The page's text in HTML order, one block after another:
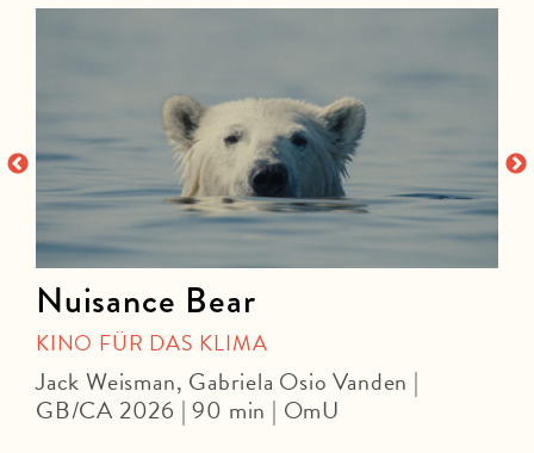
Nuisance Bear
KINO FÜR DAS KLIMA
Jack Weisman, Gabriela Osio Vanden |
GB/CA 2026 | 90 min | OmU